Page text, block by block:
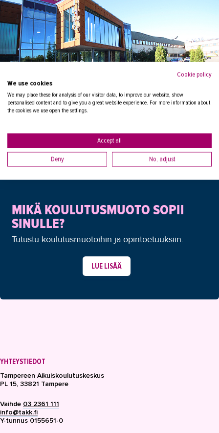
MIKÄ KOULUTUSMUOTO SOPII
SINULLE?
Tutustu koulutusmuotoihin ja opintoetuuksiin.
LUE LISÄÄ
YHTEYSTIEDOT
Tampereen Aikuiskoulutuskeskus
PL 15, 33821 Tampere
Vaihde 03 2361 111
info@takk.fi
Y-tunnus 0155651-0
Cookie policy
We use cookies
We may place these for analysis of our visitor data, to improve our website, show
personalised content and to give you a great website experience. For more information about
the cookies we use open the settings.
Accept all
Deny No, adjust